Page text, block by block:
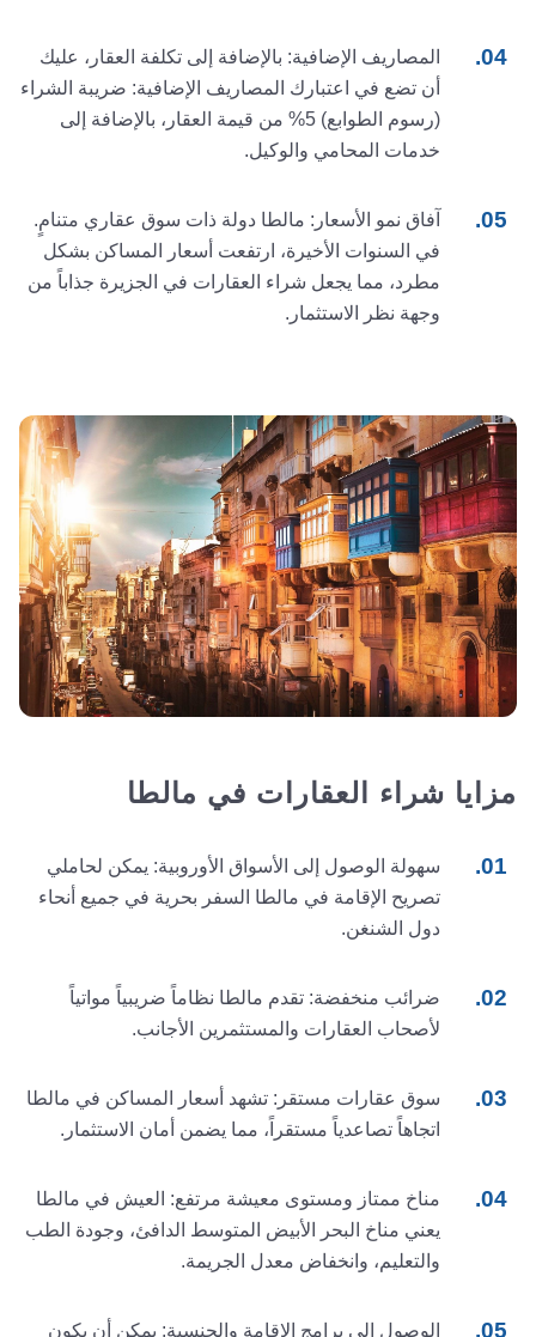
المصاريف الإضافية: بالإضافة إلى تكلفة العقار، عليك
أن تضع في اعتبارك المصاريف الإضافية: ضريبة الشراء
(رسوم الطوابع) 5% من قيمة العقار، بالإضافة إلى
خدمات المحامي والوكيل.
آفاق نمو الأسعار: مالطا دولة ذات سوق عقاري متنامٍ.
في السنوات الأخيرة، ارتفعت أسعار المساكن بشكل
مطرد، مما يجعل شراء العقارات في الجزيرة جذاباً من
وجهة نظر الاستثمار.
مزايا شراء العقارات في مالطا
سهولة الوصول إلى الأسواق الأوروبية: يمكن لحاملي
تصريح الإقامة في مالطا السفر بحرية في جميع أنحاء
دول الشنغن.
ضرائب منخفضة: تقدم مالطا نظاماً ضريبياً مواتياً
لأصحاب العقارات والمستثمرين الأجانب.
سوق عقارات مستقر: تشهد أسعار المساكن في مالطا
اتجاهاً تصاعدياً مستقراً، مما يضمن أمان الاستثمار.
مناخ ممتاز ومستوى معيشة مرتفع: العيش في مالطا
يعني مناخ البحر الأبيض المتوسط الدافئ، وجودة الطب
والتعليم، وانخفاض معدل الجريمة.
الوصول إلى برامج الإقامة والجنسية: يمكن أن يكون